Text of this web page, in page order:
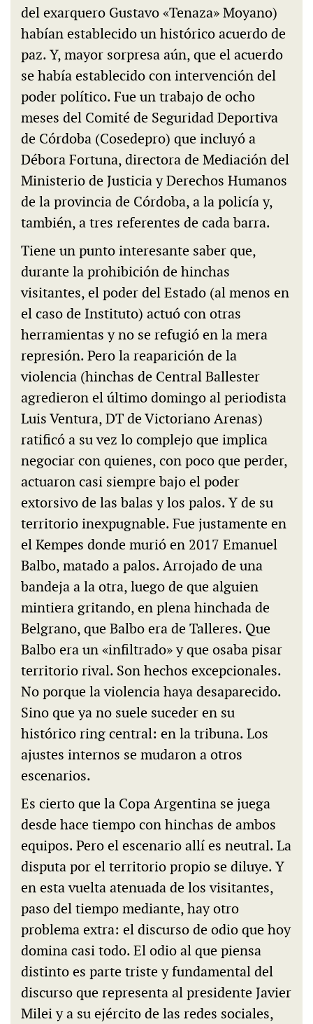
del exarquero Gustavo «Tenaza» Moyano)
habían establecido un histórico acuerdo de
paz. Y, mayor sorpresa aún, que el acuerdo
se había establecido con intervención del
poder político. Fue un trabajo de ocho
meses del Comité de Seguridad Deportiva
de Córdoba (Cosedepro) que incluyó a
Débora Fortuna, directora de Mediación del
Ministerio de Justicia y Derechos Humanos
de la provincia de Córdoba, a la policía y,
también, a tres referentes de cada barra.
Tiene un punto interesante saber que,
durante la prohibición de hinchas
visitantes, el poder del Estado (al menos en
el caso de Instituto) actuó con otras
herramientas y no se refugió en la mera
represión. Pero la reaparición de la
violencia (hinchas de Central Ballester
agredieron el último domingo al periodista
Luis Ventura, DT de Victoriano Arenas)
ratificó a su vez lo complejo que implica
negociar con quienes, con poco que perder,
actuaron casi siempre bajo el poder
extorsivo de las balas y los palos. Y de su
territorio inexpugnable. Fue justamente en
el Kempes donde murió en 2017 Emanuel
Balbo, matado a palos. Arrojado de una
bandeja a la otra, luego de que alguien
mintiera gritando, en plena hinchada de
Belgrano, que Balbo era de Talleres. Que
Balbo era un «infiltrado» y que osaba pisar
territorio rival. Son hechos excepcionales.
No porque la violencia haya desaparecido.
Sino que ya no suele suceder en su
histórico ring central: en la tribuna. Los
ajustes internos se mudaron a otros
escenarios.
Es cierto que la Copa Argentina se juega
desde hace tiempo con hinchas de ambos
equipos. Pero el escenario allí es neutral. La
disputa por el territorio propio se diluye. Y
en esta vuelta atenuada de los visitantes,
paso del tiempo mediante, hay otro
problema extra: el discurso de odio que hoy
domina casi todo. El odio al que piensa
distinto es parte triste y fundamental del
discurso que representa al presidente Javier
Milei y a su ejército de las redes sociales,